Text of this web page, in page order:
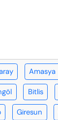
Amasya
Bitlis
Giresun